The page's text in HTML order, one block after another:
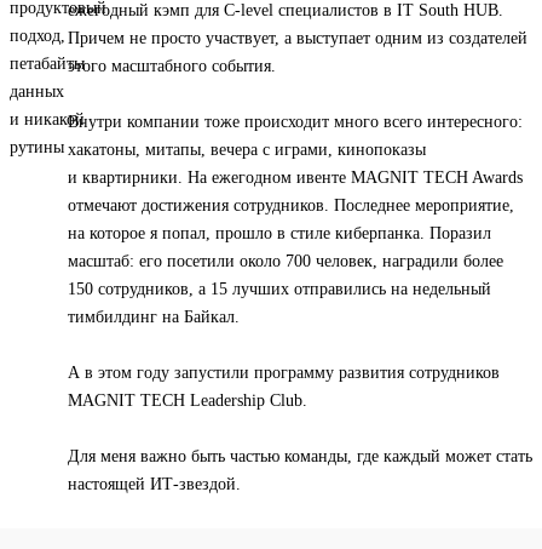
ежегодный кэмп для C-level специалистов в IT South HUB.
Причем не просто участвует, а выступает одним из создателей
этого масштабного события.
Внутри компании тоже происходит много всего интересного:
хакатоны, митапы, вечера с играми, кинопоказы
и квартирники. На ежегодном ивенте MAGNIT TECH Awards
отмечают достижения сотрудников. Последнее мероприятие,
на которое я попал, прошло в стиле киберпанка. Поразил
масштаб: его посетили около 700 человек, наградили более
150 сотрудников, а 15 лучших отправились на недельный
тимбилдинг на Байкал.
А в этом году запустили программу развития сотрудников
MAGNIT TECH Leadership Club.
Для меня важно быть частью команды, где каждый может стать
настоящей ИТ-звездой.